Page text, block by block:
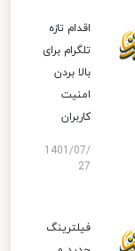
اقدام تازه
تلگرام برای
بالا بردن
امنیت
کاربران
1401/07/
27
فیلترینگ